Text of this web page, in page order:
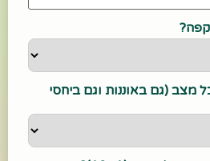
מצב (גם באוננות וגם ביחסי